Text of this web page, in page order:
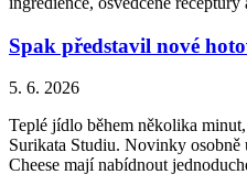
Spak představil nové
5. 6. 2026
Teplé jídlo během několika
Surikata Studiu. Novinky
Cheese mají nabídnout